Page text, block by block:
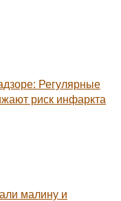
Регулярные
риск инфаркта
малину и